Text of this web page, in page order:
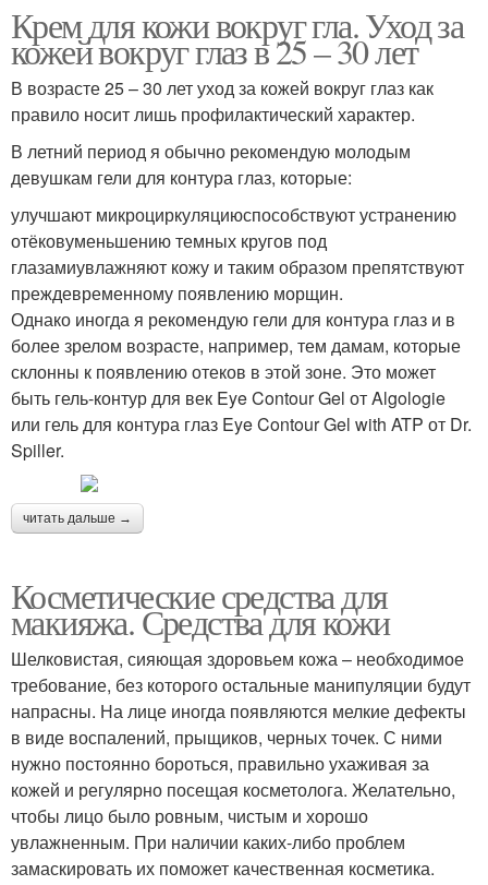
Крем для кожи вокруг гла. Уход за
кожей вокруг глаз в 25 – 30 лет
В возрасте 25 – 30 лет уход за кожей вокруг глаз как
правило носит лишь профилактический характер.
В летний период я обычно рекомендую молодым
девушкам гели для контура глаз, которые:
улучшают микроциркуляциюспособствуют устранению
отёковуменьшению темных кругов под
глазамиувлажняют кожу и таким образом препятствуют
преждевременному появлению морщин.
Однако иногда я рекомендую гели для контура глаз и в
более зрелом возрасте, например, тем дамам, которые
склонны к появлению отеков в этой зоне. Это может
быть гель-контур для век Eye Contour Gel от Algologie
или гель для контура глаз Eye Contour Gel with ATP от Dr.
Spiller.
читать дальше →
Косметические средства для
макияжа. Средства для кожи
Шелковистая, сияющая здоровьем кожа – необходимое
требование, без которого остальные манипуляции будут
напрасны. На лице иногда появляются мелкие дефекты
в виде воспалений, прыщиков, черных точек. С ними
нужно постоянно бороться, правильно ухаживая за
кожей и регулярно посещая косметолога. Желательно,
чтобы лицо было ровным, чистым и хорошо
увлажненным. При наличии каких-либо проблем
замаскировать их поможет качественная косметика.